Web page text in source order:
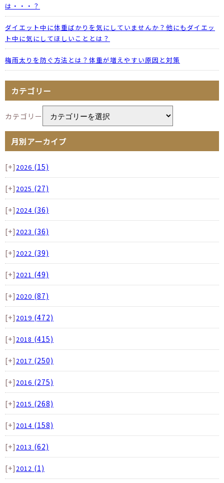
は・・・？
ダイエット中に体重ばかりを気にしていませんか？他にもダイエッ
ト中に気にしてほしいこととは？
梅雨太りを防ぐ方法とは？体重が増えやすい原因と対策
カテゴリー
カテゴリー
月別アーカイブ
[+] 2026 (15)
[+] 2025 (27)
[+] 2024 (36)
[+] 2023 (36)
[+] 2022 (39)
[+] 2021 (49)
[+] 2020 (87)
[+] 2019 (472)
[+] 2018 (415)
[+] 2017 (250)
[+] 2016 (275)
[+] 2015 (268)
[+] 2014 (158)
[+] 2013 (62)
[+] 2012 (1)